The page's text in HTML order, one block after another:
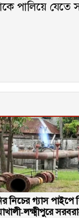
পালিয়ে যেতে
নিচের গ্যাস পাইপে
লক্ষ্মীপুরে